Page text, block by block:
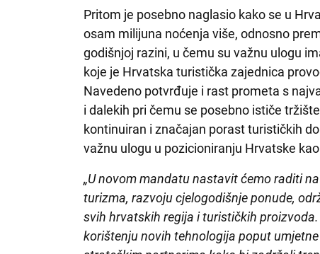
Pritom je posebno naglasio kako se u
osam milijuna noćenja više, odnosno
godišnjoj razini, u čemu su važnu ulogu
koje je Hrvatska turistička zajednica
Navedeno potvrđuje i rast prometa s
i dalekih pri čemu se posebno ističe
kontinuiran i značajan porast turističkih
važnu ulogu u pozicioniranju Hrvatske
„U novom mandatu nastavit ćemo raditi
turizma, razvoju cjelogodišnje ponude,
svih hrvatskih regija i turističkih
korištenju novih tehnologija poput